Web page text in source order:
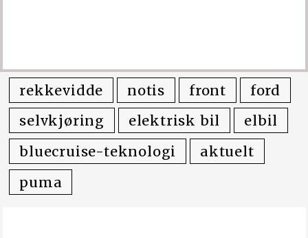
rekkevidde notis front
ford
selvkjøring
elektrisk bil
elbil
bluecruise-teknologi
aktuelt
puma